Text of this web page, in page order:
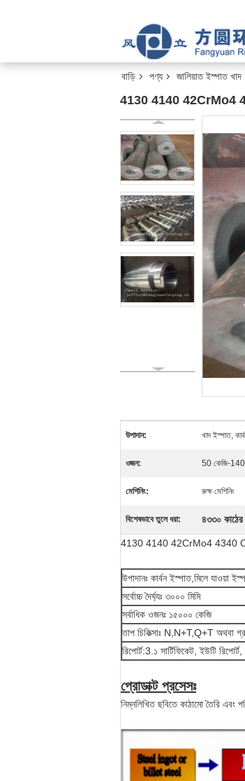
বাড়ি পণ্য জালিয়াত ইস্পাত খাদ
4130 4140 42CrMo4
উপাদান: খাদ ইস্পাত,
ওজন: 50 কেজি-
মেশিনিং: রুক্ষ মেশিনিং
বিশেষভাবে তুলে ধরা: ৪৩৩০ কাঠের
4130 4140 42CrMo4 4340 C45
উপাদানঃ কার্বন ইস্পাত,মিলে যাওয়া
সর্বোচ্চ দৈর্ঘ্যঃ ৩০০০ মিমি
সর্বাধিক ওজনঃ ১৫০০০ কেজি
তাপ চিকিত্সাঃ N,N+T,Q+T অথবা
রিপোর্ট:3.১ সার্টিফিকেট, ইউটি
প্রোডাক্ট প্রসেসঃ
নিম্নলিখিত ছবিতে কাঠামো তৈরি এবং